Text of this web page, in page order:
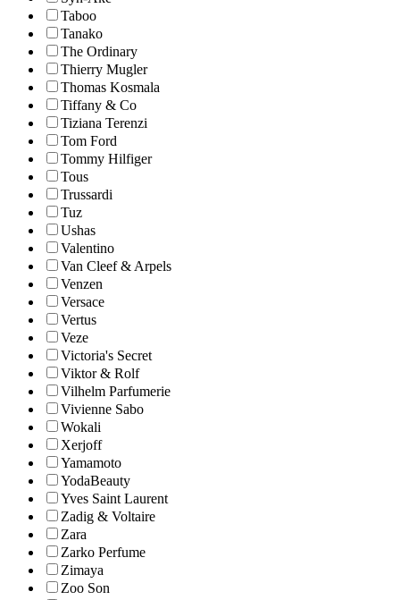
Taboo
Tanako
The Ordinary
Thierry Mugler
Thomas Kosmala
Tiffany & Co
Tiziana Terenzi
Tom Ford
Tommy Hilfiger
Tous
Trussardi
Tuz
Ushas
Valentino
Van Cleef & Arpels
Venzen
Versace
Vertus
Veze
Victoria's Secret
Viktor & Rolf
Vilhelm Parfumerie
Vivienne Sabo
Wokali
Xerjoff
Yamamoto
YodaBeauty
Yves Saint Laurent
Zadig & Voltaire
Zara
Zarko Perfume
Zimaya
Zoo Son